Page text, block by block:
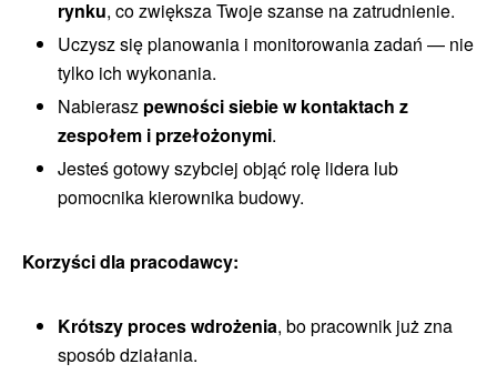
rynku, co zwiększa Twoje szanse na zatrudnienie.
Uczysz się planowania i monitorowania zadań — nie
tylko ich wykonania.
Nabierasz pewności siebie w kontaktach z
zespołem i przełożonymi.
Jesteś gotowy szybciej objąć rolę lidera lub
pomocnika kierownika budowy.
Korzyści dla pracodawcy:
Krótszy proces wdrożenia, bo pracownik już zna
sposób działania.